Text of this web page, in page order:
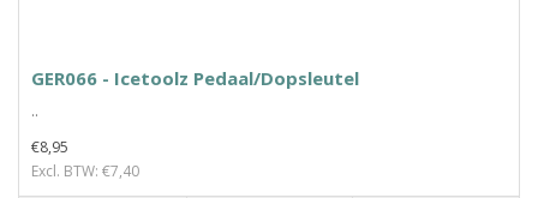
GER066 - Icetoolz Pedaal/Dopsleutel
..
€8,95
Excl. BTW: €7,40